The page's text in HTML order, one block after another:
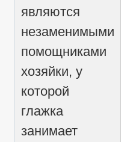
являются
незаменимыми
помощниками
хозяйки, у
которой
глажка
занимает